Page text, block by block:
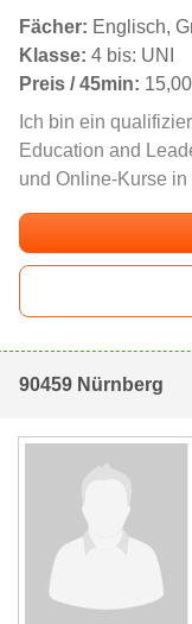
Fächer: Englisch,
Klasse: 4 bis: UNI
Preis / 45min:
Ich bin ein
Education and
und Online-Kurse
90459 Nürnberg